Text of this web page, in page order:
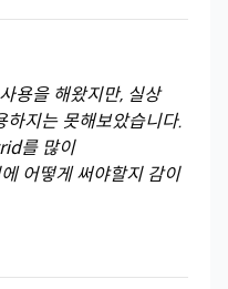
용을 해왔지만, 실상
지는 못해보았습니다.
를 많이
어떻게 써야할지 감이